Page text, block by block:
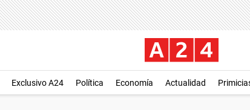
Exclusivo A24 Política Economía Actualidad